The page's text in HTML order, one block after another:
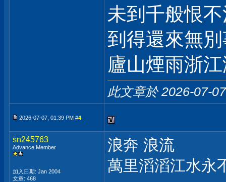
未到千般恨
到得還來無
廬山煙雨浙
此文章於 2026-07-
2026-07-07, 01:39 PM #4
sn245763
Advance Member
加入日期: Jan 2004
文章: 468
浪奔 浪流
萬里滔滔江水永